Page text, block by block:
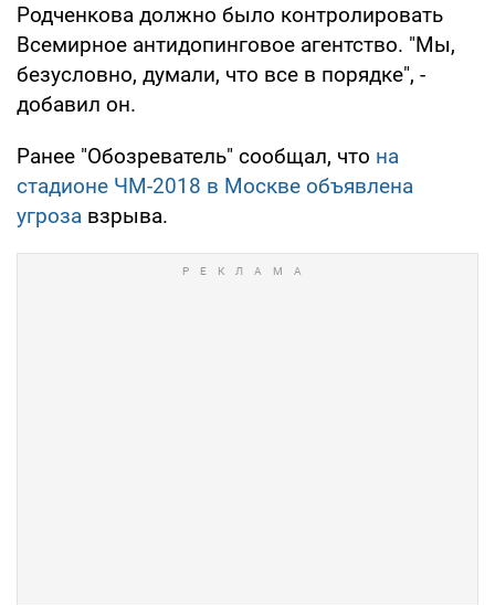
Родченкова должно было контролировать
Всемирное антидопинговое агентство. "Мы,
безусловно, думали, что все в порядке", -
добавил он.
Ранее "Обозреватель" сообщал, что на
стадионе ЧМ-2018 в Москве объявлена
угроза взрыва.